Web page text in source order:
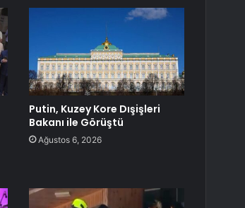
Putin, Kuzey Kore Dışişleri
Bakanı ile Görüştü
Ağustos 6, 2026